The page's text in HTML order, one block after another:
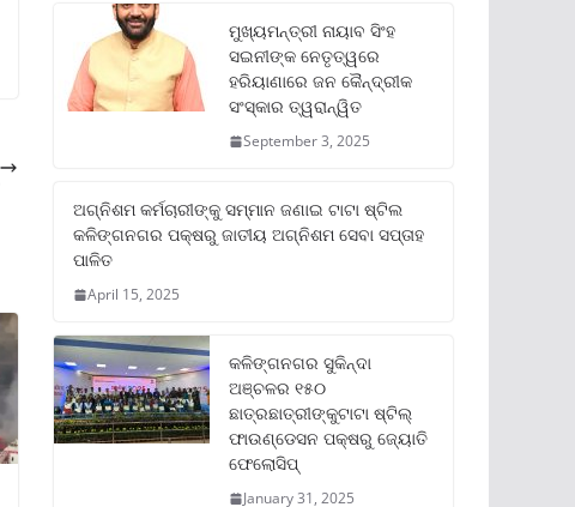
ମୁଖ୍ୟମନ୍ତ୍ରୀ ନାୟାବ ସିଂହ
ସଇନୀଙ୍କ ନେତୃତ୍ୱରେ
ହରିୟାଣାରେ ଜନ କୈନ୍ଦ୍ରୀକ
ସଂସ୍କାର ତ୍ୱରାନ୍ୱିତ
September 3, 2025
ଅଗ୍ନିଶମ କର୍ମଚାରୀଙ୍କୁ ସମ୍ମାନ ଜଣାଇ ଟାଟା ଷ୍ଟିଲ
କଳିଙ୍ଗନଗର ପକ୍ଷରୁ ଜାତୀୟ ଅଗ୍ନିଶମ ସେବା ସପ୍ତାହ
ପାଳିତ
April 15, 2025
କଳିଙ୍ଗନଗର ସୁକିନ୍ଦା
ଅଞ୍ଚଳର ୧୫୦
ଛାତ୍ରଛାତ୍ରୀଙ୍କୁଟାଟା ଷ୍ଟିଲ୍
ଫାଉଣ୍ଡେସନ ପକ୍ଷରୁ ଜ୍ୟୋତି
ଫେଲୋସିପ୍‌
January 31, 2025